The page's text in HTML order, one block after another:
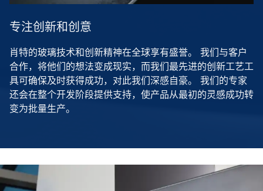
专注创新和创意
肖特的玻璃技术和创新精神在全球享有盛誉。 我们与客户
合作，将他们的想法变成现实，而我们最先进的创新工艺工
具可确保及时获得成功，对此我们深感自豪。 我们的专家
还会在整个开发阶段提供支持，使产品从最初的灵感成功转
变为批量生产。